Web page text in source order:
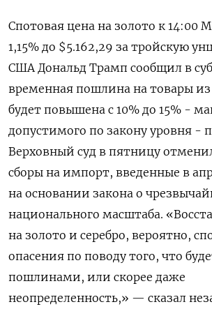
Спотовая цена на золото к 14:​00
1,15% до $5.162,​29 за тройскую
США Дональд Трамп сообщил в
временная пошлина на товары из
будет повышена с 10% до 15% -
допустимого по закону уровня -
Верховный суд в пятницу
сборы на ‌импорт, введенные в
на основании закона о
национального ​масштаба.
на золото и серебро, вероятно,
опасения по ‌поводу того, что
пошлинами, или скорее даже
неопределенность,» — сказал